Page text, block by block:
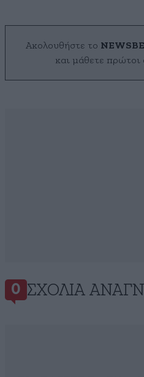
Ακολουθήστε το
και μάθετε πρώτοι
0 ΣΧΌΛΙΑ